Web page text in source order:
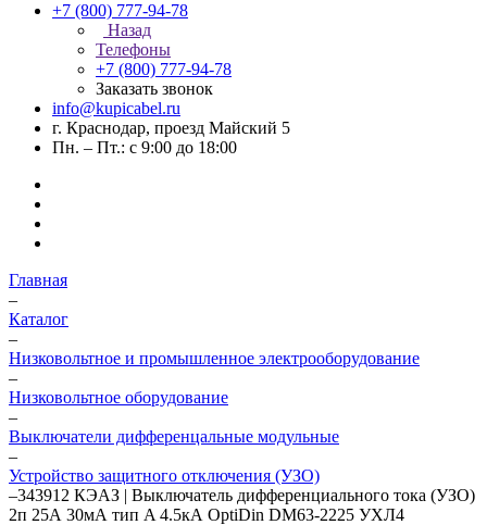
+7 (800) 777-94-78
Назад
Телефоны
+7 (800) 777-94-78
Заказать звонок
info@kupicabel.ru
г. Краснодар, проезд Майский 5
Пн. – Пт.: с 9:00 до 18:00
Главная
–
Каталог
–
Низковольтное и промышленное электрооборудование
–
Низковольтное оборудование
–
Выключатели дифференцальные модульные
–
Устройство защитного отключения (УЗО)
–343912 КЭАЗ | Выключатель дифференциального тока (УЗО)
2п 25А 30мА тип A 4.5кА OptiDin DM63-2225 УХЛ4